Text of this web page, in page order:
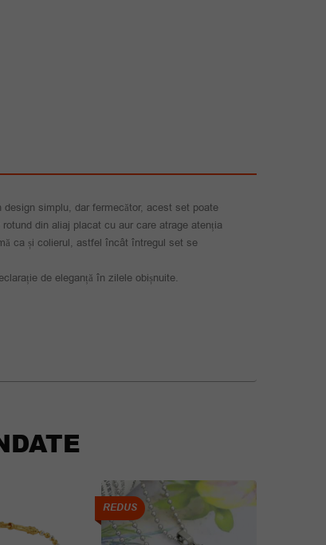
simplu, dar fermecător, acest set poate
din aliaj placat cu aur care atrage atenția
ca și colierul, astfel încât întregul set se
de eleganță în zilele obișnuite.
REDUS